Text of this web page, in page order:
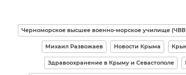
Черноморское высшее военно-морское училище
Михаил Развожаев Новости Крыма
Здравоохранение в Крыму и Севастополе